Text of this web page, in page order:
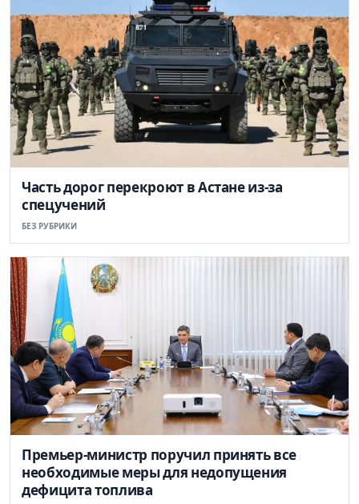
Часть дорог перекроют в Астане из-за
спецучений
БЕЗ РУБРИКИ
Премьер-министр поручил принять все
необходимые меры для недопущения
дефицита топлива